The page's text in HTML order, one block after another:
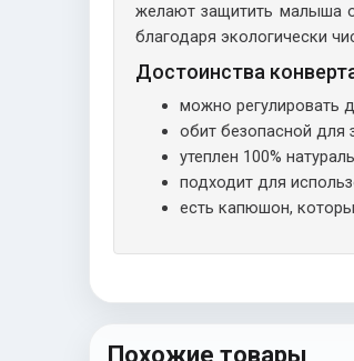
желают защитить малыша
благодаря экологически
Достоинства
можно регулировать
обит безопасной для
утеплен 100%
подходит для
есть капюшон,
Похожие товары